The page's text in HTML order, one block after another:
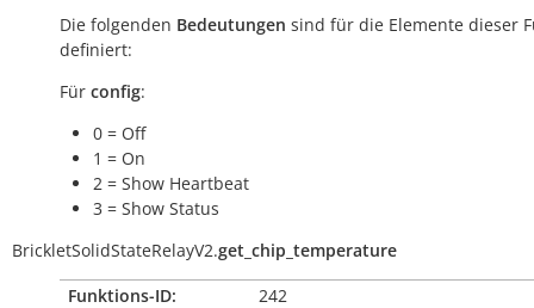
Die folgenden Bedeutungen sind für die Elemente dieser
definiert:
Für config:
0 = Off
1 = On
2 = Show Heartbeat
3 = Show Status
BrickletSolidStateRelayV2.get_chip_temperature
Funktions-ID:
242